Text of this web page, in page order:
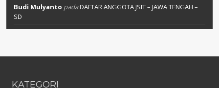
Budi Mulyanto padaDAFTAR ANGGOTA JSIT – JAWA TENGAH –
SD
KATEGORI